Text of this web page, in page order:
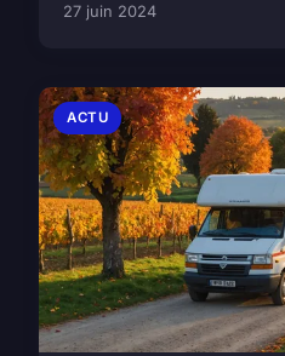
27 juin 2024
ACTU